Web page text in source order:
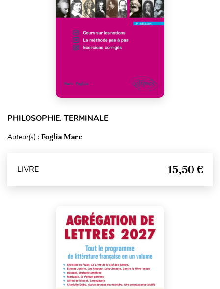
PHILOSOPHIE. TERMINALE
Auteur(s) : Foglia Marc
LIVRE 15,50 €